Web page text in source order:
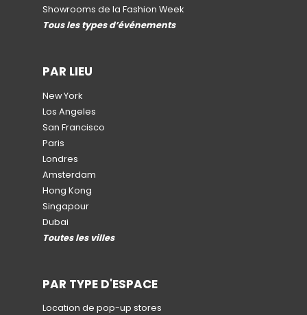
Showrooms de la Fashion Week
Tous les types d’événements
PAR LIEU
New York
Los Angeles
San Francisco
Paris
Londres
Amsterdam
Hong Kong
Singapour
Dubai
Toutes les villes
PAR TYPE D'ESPACE
Location de pop-up stores